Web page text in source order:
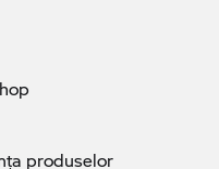
produselor